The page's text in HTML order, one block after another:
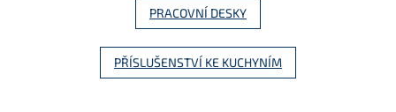
PRACOVNÍ DESKY
PŘÍSLUŠENSTVÍ KE KUCHYNÍM